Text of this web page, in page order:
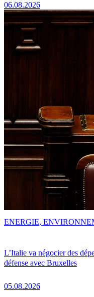
06.08.2026
L’Italie va négocier des
défense avec Bruxelles
05.08.2026
ENERGIE,